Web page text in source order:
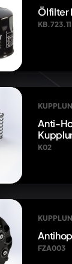
Ölfilter
Anti-
K02
FZA003